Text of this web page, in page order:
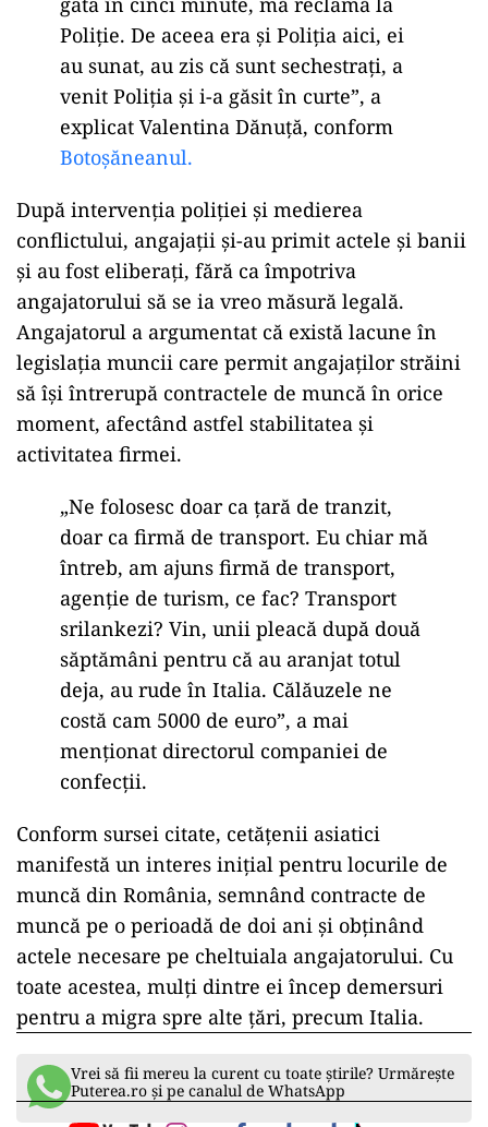
Poliție. De aceea era și Poliția aici, ei
au sunat, au zis că sunt sechestrați, a
venit Poliția și i-a găsit în curte”, a
explicat Valentina Dănuță, conform
Botoșăneanul.
După intervenția poliției și medierea
conflictului, angajații și-au primit actele și banii
și au fost eliberați, fără ca împotriva
angajatorului să se ia vreo măsură legală.
Angajatorul a argumentat că există lacune în
legislația muncii care permit angajaților străini
să își întrerupă contractele de muncă în orice
moment, afectând astfel stabilitatea și
activitatea firmei.
„Ne folosesc doar ca țară de tranzit,
doar ca firmă de transport. Eu chiar mă
întreb, am ajuns firmă de transport,
agenție de turism, ce fac? Transport
srilankezi? Vin, unii pleacă după două
săptămâni pentru că au aranjat totul
deja, au rude în Italia. Călăuzele ne
costă cam 5000 de euro”, a mai
menționat directorul companiei de
confecții.
Conform sursei citate, cetățenii asiatici
manifestă un interes inițial pentru locurile de
muncă din România, semnând contracte de
muncă pe o perioadă de doi ani și obținând
actele necesare pe cheltuiala angajatorului. Cu
toate acestea, mulți dintre ei încep demersuri
pentru a migra spre alte țări, precum Italia.
Vrei să fii mereu la curent cu toate știrile? Urmărește
Puterea.ro și pe canalul de WhatsApp